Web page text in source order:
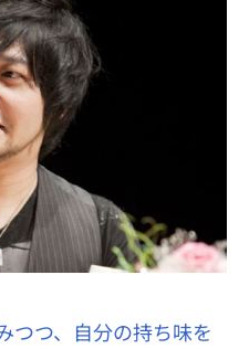
つつ、自分の持ち味を